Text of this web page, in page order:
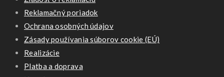
Reklamačný poriadok
Ochrana osobných údajov
Zásady používania súborov cookie (EÚ)
Realizácie
Platba a doprava